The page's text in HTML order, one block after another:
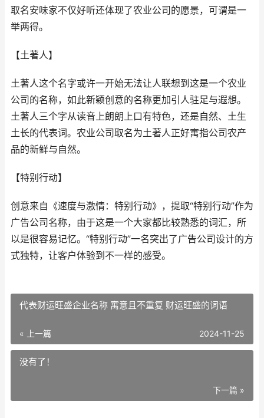
取名安味家不仅好听还体现了农业公司的愿景，可谓是一
举两得。
【土著人】
土著人这个名字或许一开始无法让人联想到这是一个农业
公司的名称，如此新颖创意的名称更加引人驻足与遐想。
土著人三个字从读音上朗朗上口有特色，还是自然、土生
土长的代表词。农业公司取名为土著人正好寓指公司农产
品的新鲜与自然。
【特别行动】
创意来自《速度与激情：特别行动》，提取“特别行动”作为
广告公司名称，由于这是一个大家都比较熟悉的词汇，所
以是很容易记忆。“特别行动”一名突出了广告公司设计的方
式独特，让客户体验到不一样的感受。
代表财运旺盛企业名称 寓意且不重复 财运旺盛的词语
« 上一篇 2024-11-25
没有了！
下一篇 »